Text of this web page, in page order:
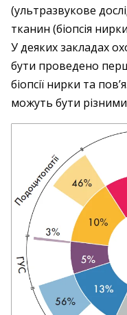
(ультразвукове
тканин (біопсія
У деяких закладах
бути проведено
біопсії нирки та
можуть бути різними